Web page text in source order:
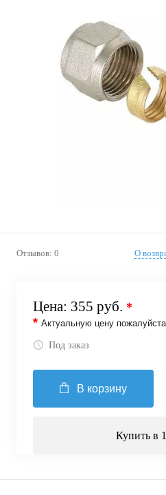
Отзывов: 0 О
Цена: 355 руб. *
* Актуальную цену
Под заказ
В корзину
Купить в